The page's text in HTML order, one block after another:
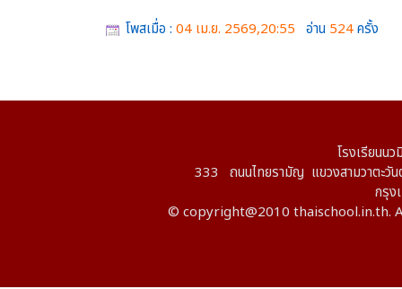
โพสเมื่อ : 04 เม.ย. 2569,20:55 อ่าน 524ครั้ง
โรงเรียนน
333 ถนนไทยรามัญ แขวงสามวาตะวันต
กรุง
© copyright@2010 thaischool.in.th.